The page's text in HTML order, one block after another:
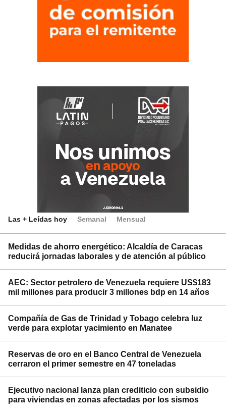
Las + Leídas hoy Semanal Mensual
Medidas de ahorro energético: Alcaldía de Caracas
reducirá jornadas laborales y de atención al público
AEC: Sector petrolero de Venezuela requiere US$183
mil millones para producir 3 millones bdp en 14 años
Compañía de Gas de Trinidad y Tobago celebra luz
verde para explotar yacimiento en Manatee
Reservas de oro en el Banco Central de Venezuela
cerraron el primer semestre en 47 toneladas
Ejecutivo nacional lanza plan crediticio con subsidio
para viviendas en zonas afectadas por los sismos